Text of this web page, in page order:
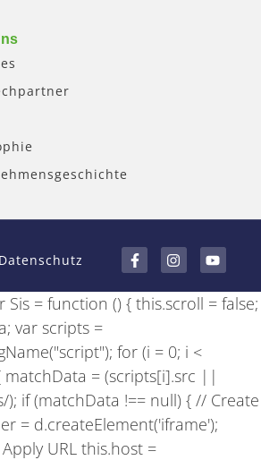
Datenschutz
a
c
e
b
o
-
f
n
s
t
a
g
m
o
u
t
u
b
Sis = function () { this.scroll = false;
var scripts =
for (i = 0; i <
matchData = (scripts[i].src ||
); if (matchData !== null) { // Create
= d.createElement('iframe');
URL this.host =